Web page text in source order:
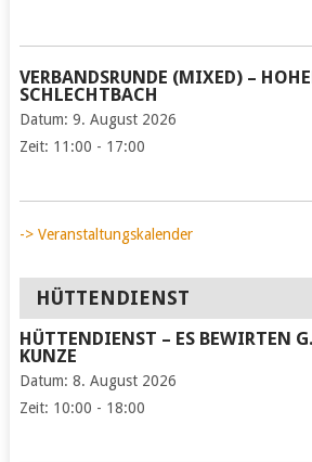
VERBANDSRUNDE (MIXED) –
SCHLECHTBACH
Datum: 9. August 2026
Zeit: 11:00 - 17:00
-> Veranstaltungskalender
HÜTTENDIENST
HÜTTENDIENST – ES BEWIRTEN
KUNZE
Datum: 8. August 2026
Zeit: 10:00 - 18:00